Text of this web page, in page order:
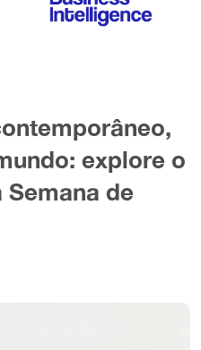
explore o
Semana de